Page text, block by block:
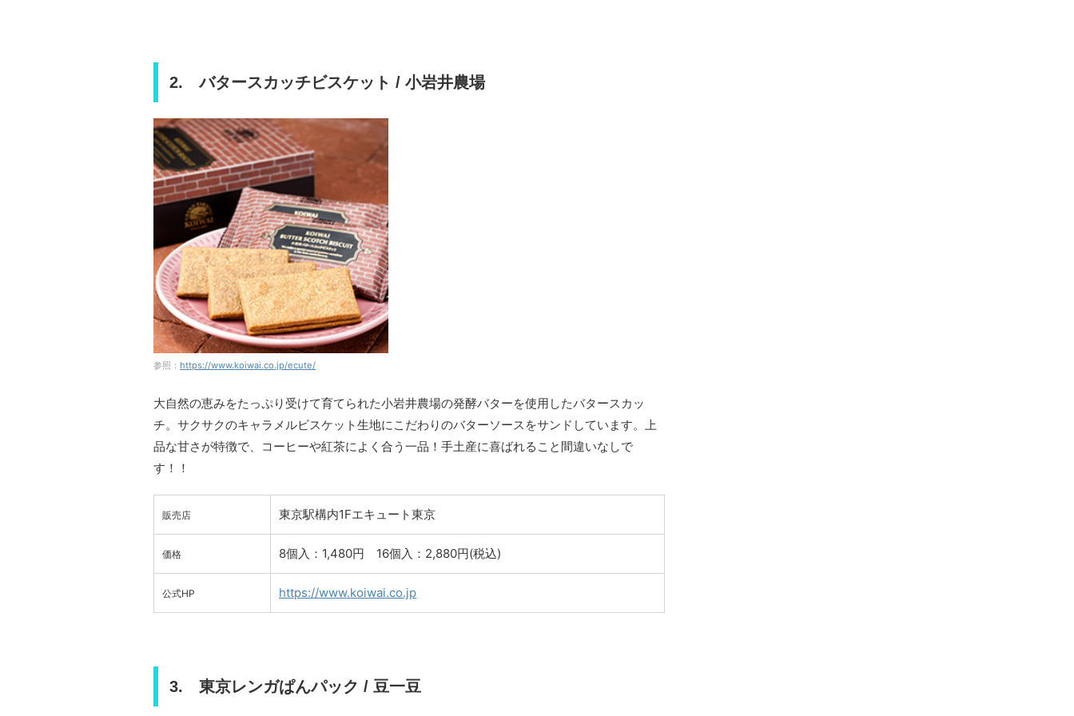
2. バタースカッチビスケット / 小岩井農場
参照： https://www.koiwai.co.jp/ecute/
大自然の恵みをたっぷり受けて育てられた小岩井農場の発酵バターを使用したバタースカッ
チ。サクサクのキャラメルビスケット生地にこだわりのバターソースをサンドしています。上
品な甘さが特徴で、コーヒーや紅茶によく合う一品！手土産に喜ばれること間違いなしで
す！！
販売店 東京駅構内1Fエキュート東京
価格 8個入：1,480円 16個入：2,880円(税込)
公式HP https://www.koiwai.co.jp
3. 東京レンガぱんパック / 豆一豆